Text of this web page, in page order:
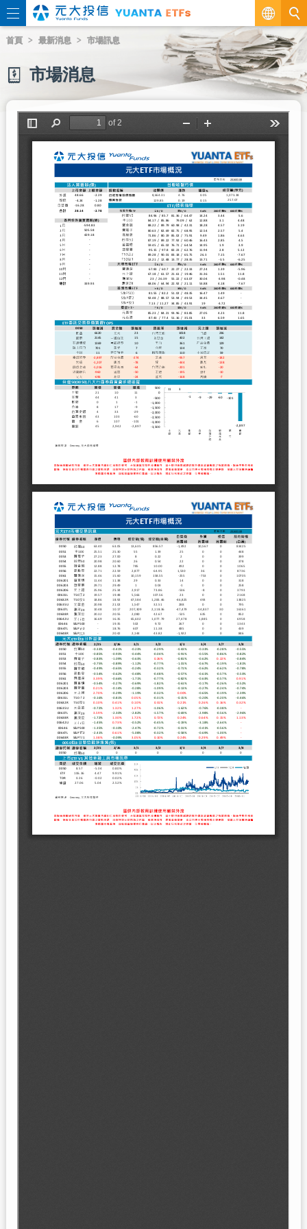
繁
EN
首頁 最新消息 市場訊息
市場消息